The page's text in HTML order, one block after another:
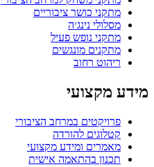
מתקני כושר ציבוריים
מסלולי נינג׳ה
מתקני נופש פעיל
מתקנים מונגשים
ריהוט רחוב
מידע מקצועי
פרויקטים במרחב הציבורי
קטלוגים להורדה
מאמרים ומידע מקצועי
תכנון בהתאמה אישית